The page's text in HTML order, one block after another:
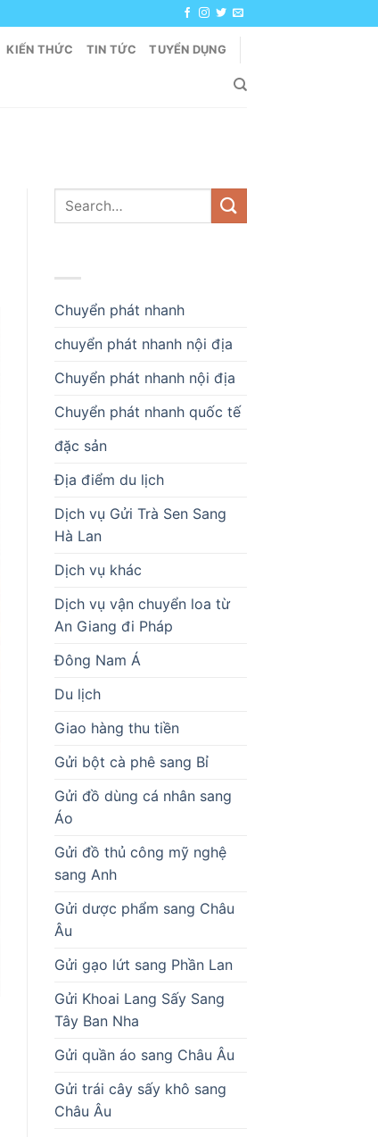
KIẾN THỨC TIN TỨC TUYỂN DỤNG
Chuyển phát nhanh
chuyển phát nhanh nội địa
Chuyển phát nhanh nội địa
Chuyển phát nhanh quốc tế
đặc sản
Địa điểm du lịch
Dịch vụ Gửi Trà Sen Sang
Hà Lan
Dịch vụ khác
Dịch vụ vận chuyển loa từ
An Giang đi Pháp
Đông Nam Á
Du lịch
Giao hàng thu tiền
Gửi bột cà phê sang Bỉ
Gửi đồ dùng cá nhân sang
Áo
Gửi đồ thủ công mỹ nghệ
sang Anh
Gửi dược phẩm sang Châu
Âu
Gửi gạo lứt sang Phần Lan
Gửi Khoai Lang Sấy Sang
Tây Ban Nha
Gửi quần áo sang Châu Âu
Gửi trái cây sấy khô sang
Châu Âu